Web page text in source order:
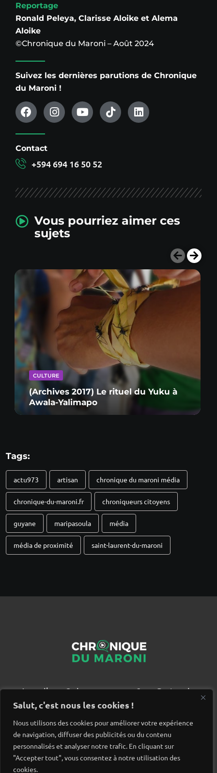
Salut, c'est nous les cookies !
Nous utilisons des cookies pour améliorer votre expérience
de navigation, diffuser des publicités ou du contenu
personnalisés et analyser notre trafic. En cliquant sur
"Accepter tout", vous consentez à notre utilisation des
cookies.
Reportage
Ronald Peleya, Clarisse Aloike et Alema
Aloike
©Chronique du Maroni – Août 2024
Suivez les dernières parutions de Chronique
du Maroni !
Contact
+594 694 16 50 52
Vous pourriez aimer ces
sujets
CULTURE
(Archives 2017) Le rituel du Yuku à
Awala-Yalimapo
Tags:
actu973 artisan chronique du maroni média
chronique-du-maroni.fr chroniqueurs citoyens
guyane maripasoula média
média de proximité saint-laurent-du-maroni
Accueil Qui sommes nous ?
Partenaires
Contact